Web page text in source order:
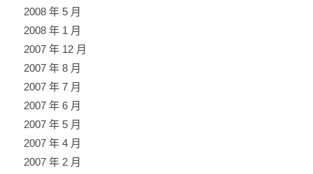
2008 年 5 月
2008 年 1 月
2007 年 12 月
2007 年 8 月
2007 年 7 月
2007 年 6 月
2007 年 5 月
2007 年 4 月
2007 年 2 月